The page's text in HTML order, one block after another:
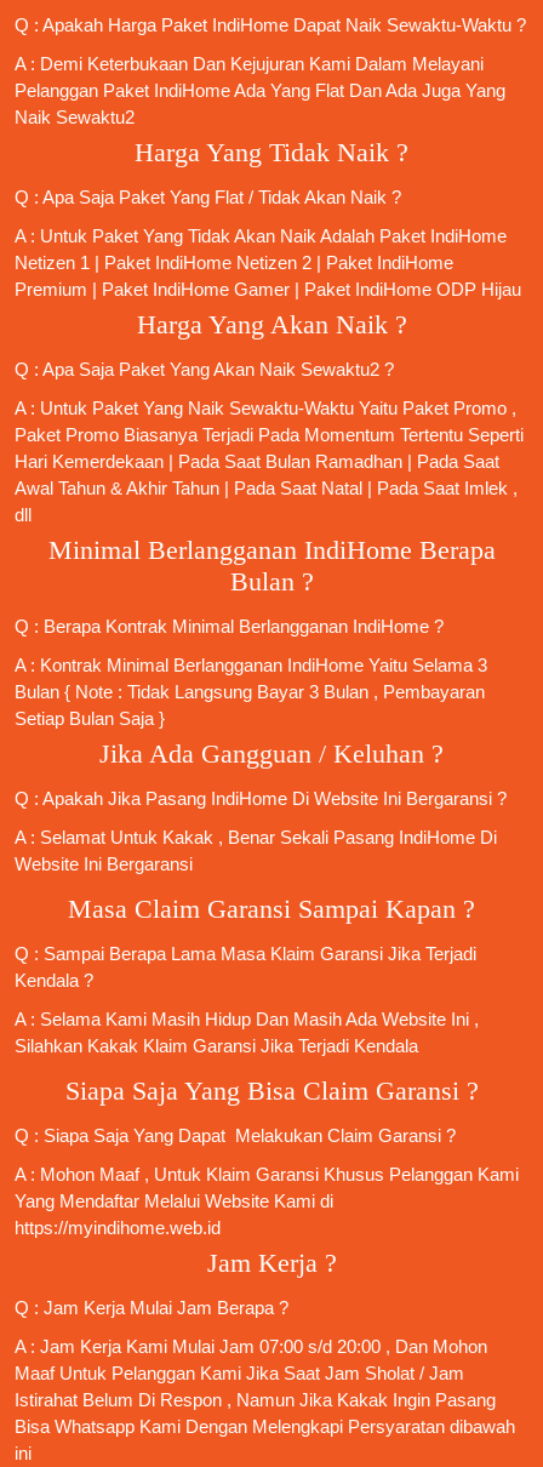
Q : Apakah Harga Paket IndiHome Dapat Naik Sewaktu-Waktu ?
A : Demi Keterbukaan Dan Kejujuran Kami Dalam Melayani
Pelanggan Paket IndiHome Ada Yang Flat Dan Ada Juga Yang
Naik Sewaktu2
Harga Yang Tidak Naik ?
Q : Apa Saja Paket Yang Flat / Tidak Akan Naik ?
A : Untuk Paket Yang Tidak Akan Naik Adalah Paket IndiHome
Netizen 1 | Paket IndiHome Netizen 2 | Paket IndiHome
Premium | Paket IndiHome Gamer | Paket IndiHome ODP Hijau
Harga Yang Akan Naik ?
Q : Apa Saja Paket Yang Akan Naik Sewaktu2 ?
A : Untuk Paket Yang Naik Sewaktu-Waktu Yaitu Paket Promo ,
Paket Promo Biasanya Terjadi Pada Momentum Tertentu Seperti
Hari Kemerdekaan | Pada Saat Bulan Ramadhan | Pada Saat
Awal Tahun & Akhir Tahun | Pada Saat Natal | Pada Saat Imlek ,
dll
Minimal Berlangganan IndiHome Berapa
Bulan ?
Q : Berapa Kontrak Minimal Berlangganan IndiHome ?
A : Kontrak Minimal Berlangganan IndiHome Yaitu Selama 3
Bulan { Note : Tidak Langsung Bayar 3 Bulan , Pembayaran
Setiap Bulan Saja }
Jika Ada Gangguan / Keluhan ?
Q : Apakah Jika Pasang IndiHome Di Website Ini Bergaransi ?
A : Selamat Untuk Kakak , Benar Sekali Pasang IndiHome Di
Website Ini Bergaransi
Masa Claim Garansi Sampai Kapan ?
Q : Sampai Berapa Lama Masa Klaim Garansi Jika Terjadi
Kendala ?
A : Selama Kami Masih Hidup Dan Masih Ada Website Ini ,
Silahkan Kakak Klaim Garansi Jika Terjadi Kendala
Siapa Saja Yang Bisa Claim Garansi ?
Q : Siapa Saja Yang Dapat Melakukan Claim Garansi ?
A : Mohon Maaf , Untuk Klaim Garansi Khusus Pelanggan Kami
Yang Mendaftar Melalui Website Kami di
https://myindihome.web.id
Jam Kerja ?
Q : Jam Kerja Mulai Jam Berapa ?
A : Jam Kerja Kami Mulai Jam 07:00 s/d 20:00 , Dan Mohon
Maaf Untuk Pelanggan Kami Jika Saat Jam Sholat / Jam
Istirahat Belum Di Respon , Namun Jika Kakak Ingin Pasang
Bisa Whatsapp Kami Dengan Melengkapi Persyaratan dibawah
ini